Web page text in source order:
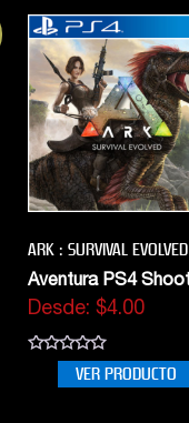
ARK : SURVIVAL EVOLVED
Aventura PS4
Desde:$4.00
VER PRODUCTO